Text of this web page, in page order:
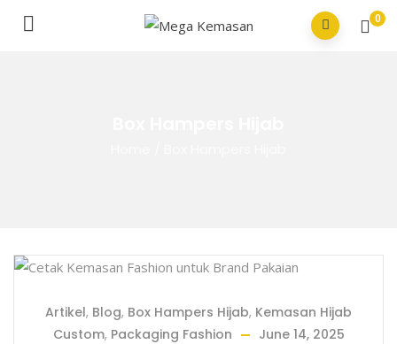
0
Artikel, Blog, Box Hampers Hijab, Kemasan Hijab
Custom, Packaging Fashion June 14, 2025